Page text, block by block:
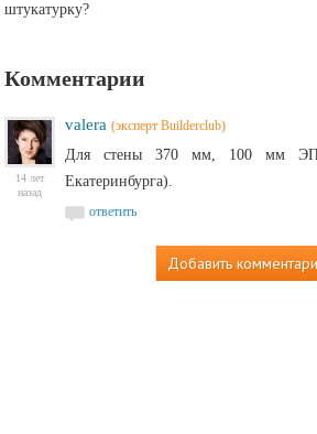
штукатурку?
Комментарии
14 лет
назад
valera (эксперт Builderclub)
Для стены 370 мм, 100 мм
Екатеринбурга).
ответить
Добавить